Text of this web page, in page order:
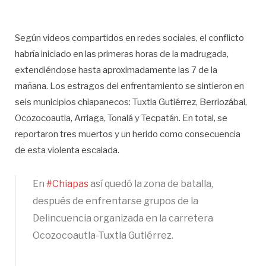
Según videos compartidos en redes sociales, el conflicto
habría iniciado en las primeras horas de la madrugada,
extendiéndose hasta aproximadamente las 7 de la
mañana. Los estragos del enfrentamiento se sintieron en
seis municipios chiapanecos: Tuxtla Gutiérrez, Berriozábal,
Ocozocoautla, Arriaga, Tonalá y Tecpatán. En total, se
reportaron tres muertos y un herido como consecuencia
de esta violenta escalada.
En #Chiapasasí quedó la zona de batalla,
después de enfrentarse grupos de la
Delincuencia organizada en la carretera
Ocozocoautla-Tuxtla Gutiérrez.